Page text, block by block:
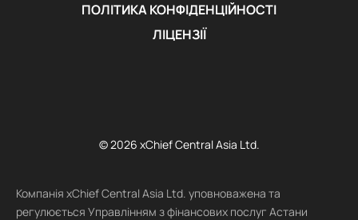
ПОЛІТИКА КОНФІДЕНЦІЙНОСТІ
ЛІЦЕНЗІЇ
© 2026 xChief Central Asia Ltd.
Компанія xChief Central Asia Ltd. уповноважена та
регулюється Управлінням з фінансових послуг Астани